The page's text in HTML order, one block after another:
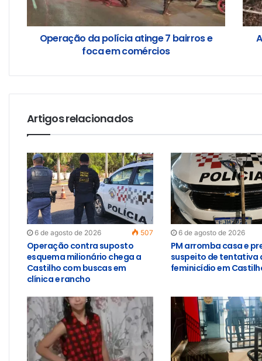
Operação da polícia atinge 7 bairros e
foca em comércios
Artigos relacionados
6 de agosto de 2026 507
Operação contra suposto
esquema milionário chega a
Castilho com buscas em
clínica e rancho
6 de agosto de 2026
PM arromba casa e
suspeito de tentativa
feminicídio em